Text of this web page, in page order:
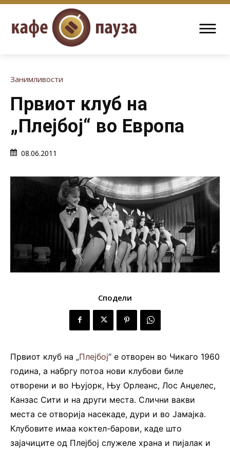
Занимливости
Првиот клуб на
„Плејбој“ во Европа
08.06.2011
Сподели
Првиот клуб на „Плејбој“ е отворен во Чикаго 1960
година, а набргу потоа нови клубови биле
отворени и во Њујорк, Њу Орлеанс, Лос Анџелес,
Канзас Сити и на други места. Слични вакви
места се отворија насекаде, дури и во Јамајка.
Клубовите имаа коктел-барови, каде што
зајачиците од Плејбој служеле храна и пијалак и